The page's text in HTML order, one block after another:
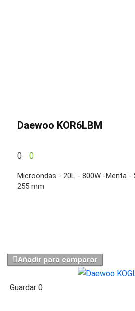
Daewoo KOR6LBM
0 0
Microondas - 20L - 800W -Menta -
255 mm
Añadir para comparar
Guardar 0